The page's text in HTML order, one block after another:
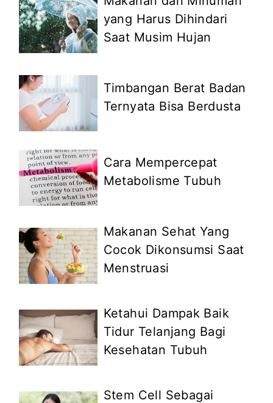
yang Harus Dihindari
Saat Musim Hujan
Timbangan Berat Badan
Ternyata Bisa Berdusta
Cara Mempercepat
Metabolisme Tubuh
Makanan Sehat Yang
Cocok Dikonsumsi Saat
Menstruasi
Ketahui Dampak Baik
Tidur Telanjang Bagi
Kesehatan Tubuh
Stem Cell Sebagai